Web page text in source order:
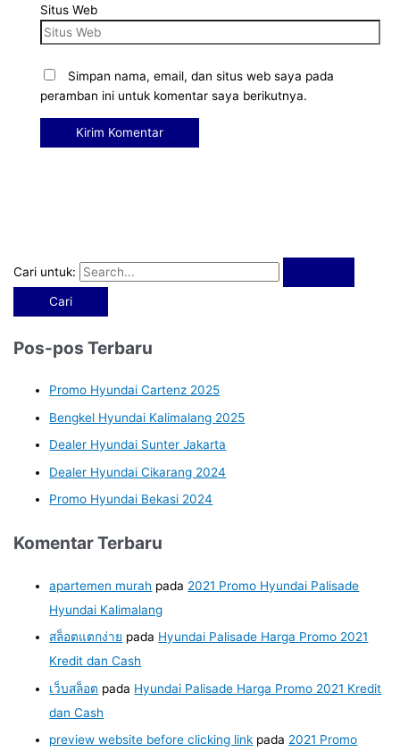
Cari untuk:
Pos-pos Terbaru
Promo Hyundai Cartenz 2025
Bengkel Hyundai Kalimalang 2025
Dealer Hyundai Sunter Jakarta
Dealer Hyundai Cikarang 2024
Promo Hyundai Bekasi 2024
Komentar Terbaru
apartemen murah pada 2021 Promo Hyundai Palisade
Hyundai Kalimalang
สล็อตแตกง่าย pada Hyundai Palisade Harga Promo 2021
Kredit dan Cash
เว็บสล็อต pada Hyundai Palisade Harga Promo 2021 Kredit
dan Cash
preview website before clicking link pada 2021 Promo
Situs Web
Simpan nama, email, dan situs web saya pada
peramban ini untuk komentar saya berikutnya.